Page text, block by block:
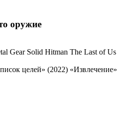
оружие
Gear Solid Hitman The Last of Us
целей» (2022) «Извлечение»